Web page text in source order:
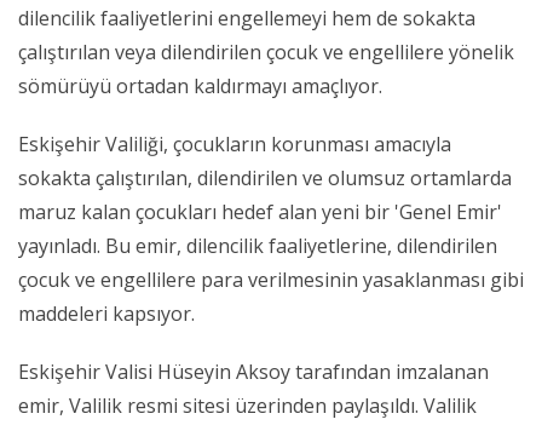
dilencilik faaliyetlerini engellemeyi hem de sokakta
çalıştırılan veya dilendirilen çocuk ve engellilere yönelik
sömürüyü ortadan kaldırmayı amaçlıyor.
Eskişehir Valiliği, çocukların korunması amacıyla
sokakta çalıştırılan, dilendirilen ve olumsuz ortamlarda
maruz kalan çocukları hedef alan yeni bir 'Genel Emir'
yayınladı. Bu emir, dilencilik faaliyetlerine, dilendirilen
çocuk ve engellilere para verilmesinin yasaklanması gibi
maddeleri kapsıyor.
Eskişehir Valisi Hüseyin Aksoy tarafından imzalanan
emir, Valilik resmi sitesi üzerinden paylaşıldı. Valilik